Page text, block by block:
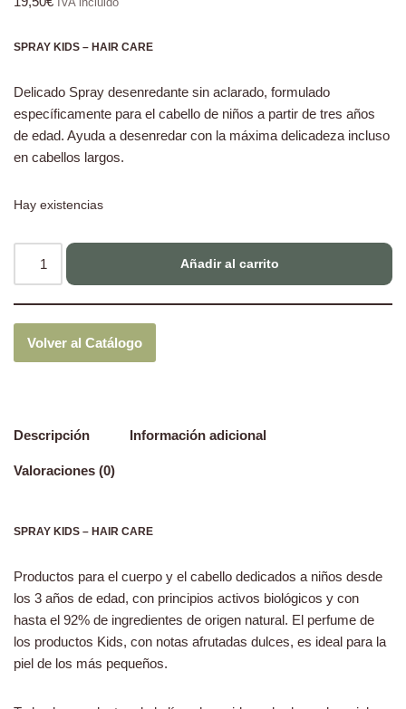
IVA incluido
SPRAY KIDS – HAIR CARE
Delicado Spray desenredante sin aclarado, formulado
específicamente para el cabello de niños a partir de tres años
de edad. Ayuda a desenredar con la máxima delicadeza incluso
en cabellos largos.
Hay existencias
Añadir al carrito
Volver al Catálogo
Descripción Información adicional
Valoraciones (0)
SPRAY KIDS – HAIR CARE
Productos para el cuerpo y el cabello dedicados a niños desde
los 3 años de edad, con principios activos biológicos y con
hasta el 92% de ingredientes de origen natural. El perfume de
los productos Kids, con notas afrutadas dulces, es ideal para la
piel de los más pequeños.